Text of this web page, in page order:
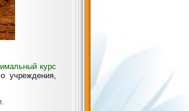
курс
учреждения,